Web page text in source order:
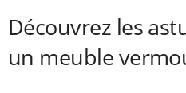
Découvrez les
un meuble